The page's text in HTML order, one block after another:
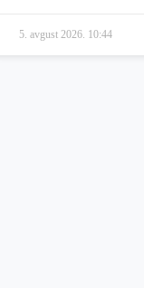
5. avgust 2026. 10:44